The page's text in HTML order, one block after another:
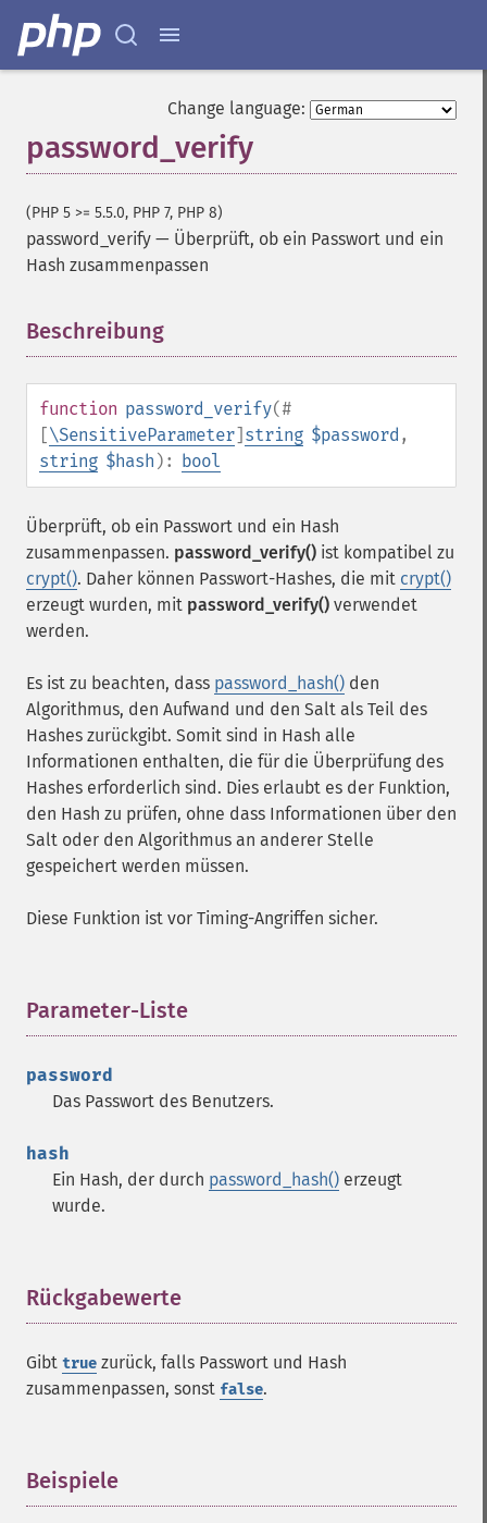
Change language:
password_verify
(PHP 5 >= 5.5.0, PHP 7, PHP 8)
password_verify — Überprüft, ob ein Passwort und ein
Hash zusammenpassen
Beschreibung
function password_verify(#
[\SensitiveParameter] string $password ,
string $hash ): bool
Überprüft, ob ein Passwort und ein Hash
zusammenpassen. password_verify() ist kompatibel zu
crypt(). Daher können Passwort-Hashes, die mit crypt()
erzeugt wurden, mit password_verify() verwendet
werden.
Es ist zu beachten, dass password_hash() den
Algorithmus, den Aufwand und den Salt als Teil des
Hashes zurückgibt. Somit sind in Hash alle
Informationen enthalten, die für die Überprüfung des
Hashes erforderlich sind. Dies erlaubt es der Funktion,
den Hash zu prüfen, ohne dass Informationen über den
Salt oder den Algorithmus an anderer Stelle
gespeichert werden müssen.
Diese Funktion ist vor Timing-Angriffen sicher.
Parameter-Liste
password
Das Passwort des Benutzers.
hash
Ein Hash, der durch password_hash() erzeugt
wurde.
Rückgabewerte
Gibt true zurück, falls Passwort und Hash
zusammenpassen, sonst false.
Beispiele